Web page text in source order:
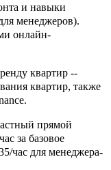
и навыки
менеджеров).
онлайн-
квартир --
квартир, также
прямой
за базовое
час для менеджера-